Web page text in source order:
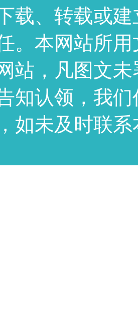
载、转载或
。本网站所
站，凡图文
知认领，我
如未及时联